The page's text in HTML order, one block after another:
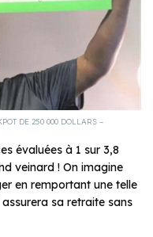
DE 250 000 DOLLARS –
évaluées à 1 sur 3,8
veinard ! On imagine
en remportant une telle
sa retraite sans